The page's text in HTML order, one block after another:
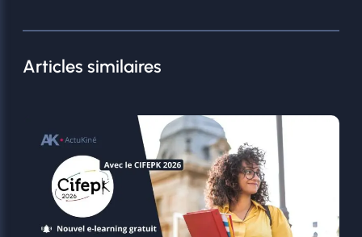
Articles similaires